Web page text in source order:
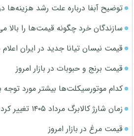
توضیح آبفا درباره علت رشد هزینه‌ها
سازندگان خرد چگونه قیمت‌ها را بالا
قیمت نیسان تیانا جدید در ایران اعلام شد
قیمت برنج و حبوبات در بازار امروز
کدام موتورسیکلت‌ها بیشتر مورد توجه
زمان شارژ کالابرگ مرداد ۱۴۰۵ تغییر کرد
قیمت مرغ در بازار امروز